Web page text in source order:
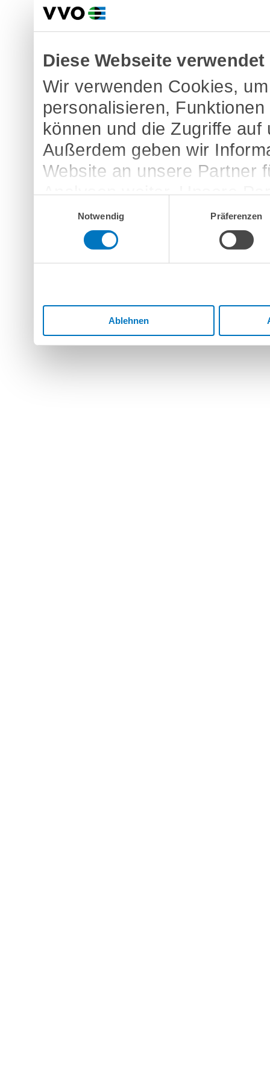
Diese Webseite
Wir verwenden Cookies,
personalisieren,
können und die Zugriffe
Außerdem geben wir
Website an unsere Partner
Analysen weiter. Unsere
möglicherweise mit
bereitgestellt haben oder
Dienste gesammelt haben.
Notwendig
Präferenzen
Ablehnen